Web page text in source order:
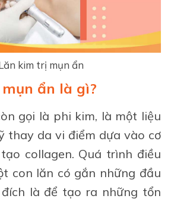
kim trị mụn ẩn
ẩn là gì?
gọi là phi kim, là một liệu
thay da vi điểm dựa vào cơ
collagen. Quá trình điều
con lăn có gắn những đầu
là để tạo ra những tổn